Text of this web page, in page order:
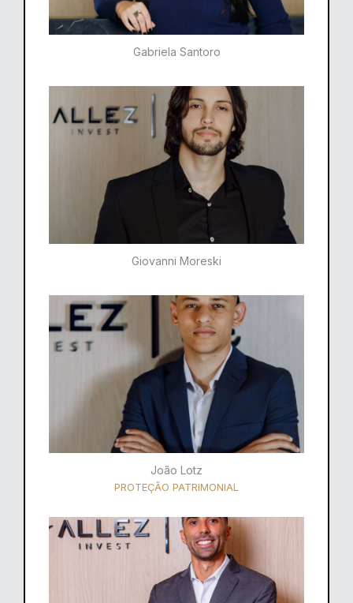
Gabriela Santoro​
Giovanni Moreski
João Lotz
PROTEÇÃO PATRIMONIAL